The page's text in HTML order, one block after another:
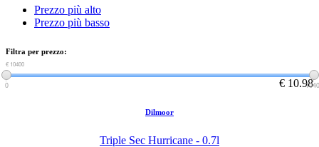
Prezzo più alto
Prezzo più basso
Filtra per prezzo:
€ 0
€ 10400
0 € 10.98
Dilmoor
Triple Sec Hurricane - 0.7l